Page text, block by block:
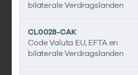
bilaterale Verdragslanden
CL0028-CAK
Code Valuta EU, EFTA en
bilaterale Verdragslanden